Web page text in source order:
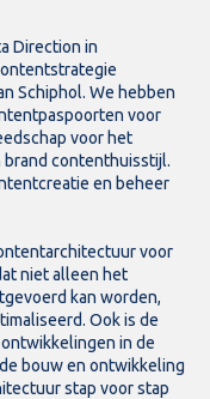
Direction in
Schiphol. We hebben
voor
voor het
brand contenthuisstijl.
en beheer
voor
niet alleen het
kan worden,
Ook is de
in de
bouw en ontwikkeling
stap voor stap